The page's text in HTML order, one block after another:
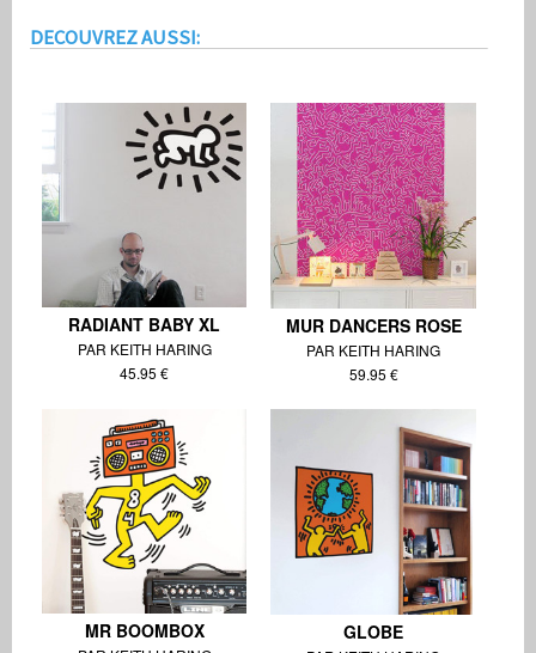
DECOUVREZ AUSSI:
RADIANT BABY XL
PAR KEITH HARING
45.95 €
MUR DANCERS ROSE
PAR KEITH HARING
59.95 €
MR BOOMBOX GLOBE